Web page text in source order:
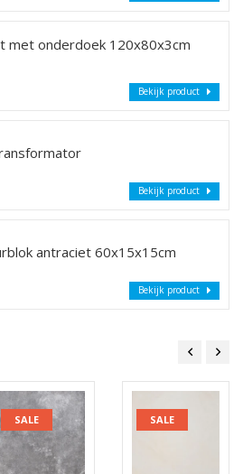
met onderdoek 120x80x3cm
Bekijk product
Bekijk product
antraciet 60x15x15cm
Bekijk product
SALE SALE